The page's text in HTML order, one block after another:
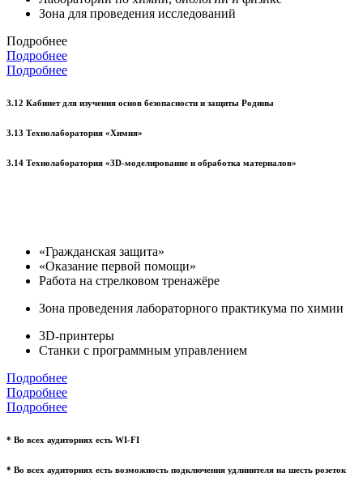
Зона для проведения исследований
Подробнее
Подробнее
Подробнее
3.12 Кабинет для изучения основ безопасности и защиты Родины
3.13 Технолаборатория «Химия»
3.14 Технолаборатория «3D-моделирование и обработка материалов»
«Гражданская защита»
«Оказание первой помощи»
Работа на стрелковом тренажёре
Зона проведения лабораторного практикума по химии
3D-принтеры
Станки с программным управлением
Подробнее
Подробнее
Подробнее
* Во всех аудиториях есть WI-FI
* Во всех аудиториях есть возможность подключения удлинителя на шесть розеток